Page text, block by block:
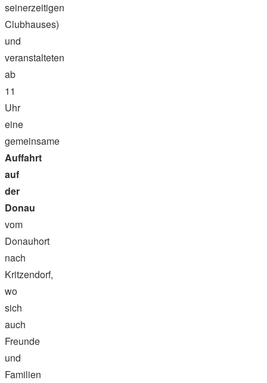
seinerzeitigen
Clubhauses)
und
veranstalteten
ab
11
Uhr
eine
gemeinsame
Auffahrt
auf
der
Donau
vom
Donauhort
nach
Kritzendorf,
wo
sich
auch
Freunde
und
Familien